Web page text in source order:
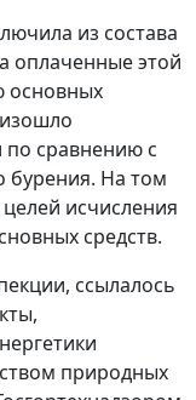
из состава
оплаченные этой
основных
сравнению с
бурения. На том
исчисления
средств.
ссылалось
природных